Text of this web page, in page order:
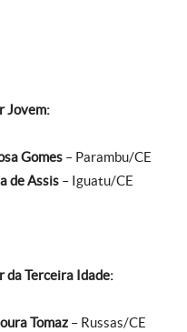
Jovem:
Gomes – Parambu/CE
de Assis – Iguatu/CE
Terceira Idade:
Tomaz – Russas/CE